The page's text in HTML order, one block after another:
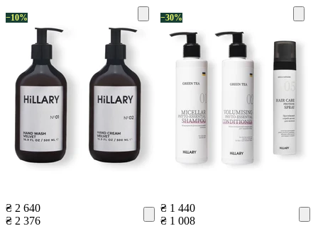
−10%
₴ 2 640
₴ 2 376
−30%
₴ 1 440
₴ 1 008